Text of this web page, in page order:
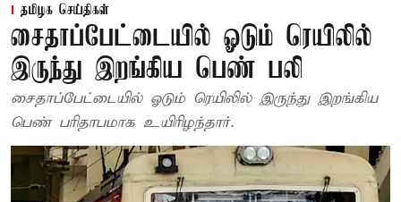
தமிழக செய்திகள்
சைதாப்பேட்டையில் ஓடும் ரெயிலில்
இருந்து இறங்கிய பெண் பலி
சைதாப்பேட்டையில் ஓடும் ரெயிலில் இருந்து இறங்கிய
பெண் பரிதாபமாக உயிரிழந்தார்.